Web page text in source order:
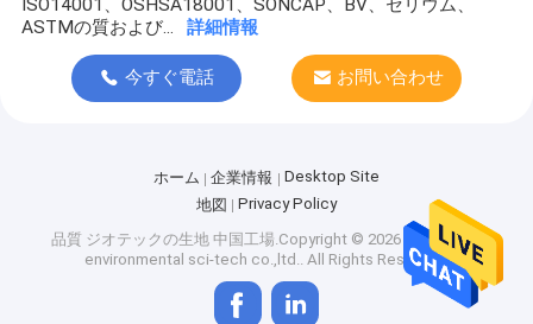
ISO14001、OSHSA18001、SONCAP、BV、セリウム、
ASTMの質および...
詳細情報
今すぐ電話 お問い合わせ
ホーム 企業情報
Desktop Site
地図
Privacy Policy
品質 ジオテックの生地中国工場.Copyright © 2026 hefei fuyun
environmental sci-tech co.,ltd.. All Rights Reserved.